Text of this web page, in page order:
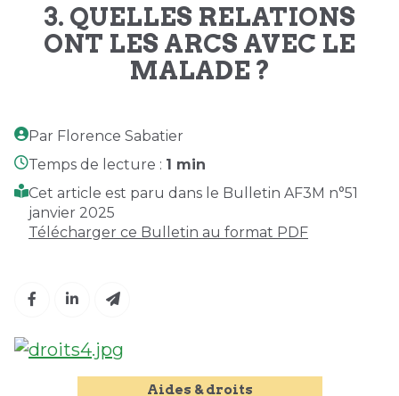
3. QUELLES RELATIONS
ONT LES ARCS AVEC LE
MALADE ?
Par Florence Sabatier
Temps de lecture : 1 min
Cet article est paru dans le Bulletin AF3M n°51
janvier 2025
Télécharger ce Bulletin au format PDF
Aides & droits